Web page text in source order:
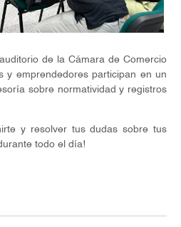
de la Cámara de Comercio
y emprendedores participan en un
sobre normatividad y registros
y resolver tus dudas sobre tus
todo el día!